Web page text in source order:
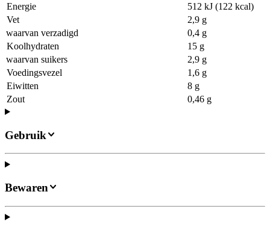
Energie
512 kJ (122 kcal)
Vet
2,9 g
waarvan verzadigd
0,4 g
Koolhydraten
15 g
waarvan suikers
2,9 g
Voedingsvezel
1,6 g
Eiwitten
8 g
Zout
0,46 g
Gebruik
Bewaren